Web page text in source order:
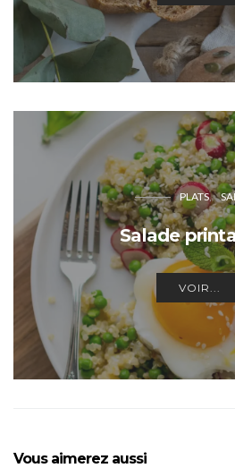
PLATS
Salade
VOIR...
Vous aimerez aussi